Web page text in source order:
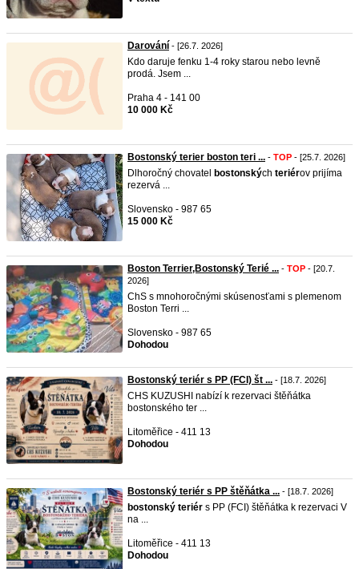
Darování - [26.7. 2026]
Kdo daruje fenku 1-4 roky starou nebo levně
prodá. Jsem ...
Praha 4 - 141 00
10 000 Kč
Bostonský terier boston teri ... - TOP - [25.7. 2026]
Dlhoročný chovatel bostonských teriérov prijíma
rezervá ...
Slovensko - 987 65
15 000 Kč
Boston Terrier,Bostonský Terié ... - TOP - [20.7.
2026]
ChS s mnohoročnými skúsenosťami s plemenom
Boston Terri ...
Slovensko - 987 65
Dohodou
Bostonský teriér s PP (FCI) št ... - [18.7. 2026]
CHS KUZUSHI nabízí k rezervaci štěňátka
bostonského ter ...
Litoměřice - 411 13
Dohodou
Bostonský teriér s PP štěňátka ... - [18.7. 2026]
bostonský teriér s PP (FCI) štěňátka k rezervaci V
na ...
Litoměřice - 411 13
Dohodou